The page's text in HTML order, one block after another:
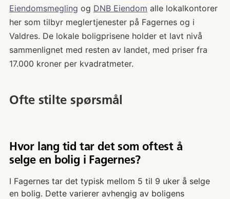
Eiendomsmegling og DNB Eiendom alle lokalkontorer
her som tilbyr meglertjenester på Fagernes og i
Valdres. De lokale boligprisene holder et lavt nivå
sammenlignet med resten av landet, med priser fra
17.000 kroner per kvadratmeter.
Ofte stilte spørsmål
Hvor lang tid tar det som oftest å
selge en bolig i Fagernes?
I Fagernes tar det typisk mellom 5 til 9 uker å selge
en bolig. Dette varierer avhengig av boligens